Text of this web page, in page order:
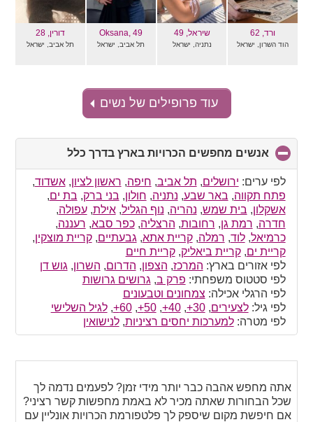
ורד, 62
הוד השרון, ישראל
שיראל, 49
נתניה, ישראל
Oksana, 49
תל אביב, ישראל
דורין, 28
תל אביב, ישראל
עוד פרופילים של נשים
אנשים מחפשים הכרויות בארץ בדרך כלל
to
collapse
contents
לפי ערים: ירושלים, תל אביב, חיפה, ראשון לציון,אשדוד,
פתח תקווה, באר שבע, נתניה, חולון, בני ברק, בת ים,
אשקלון, בית שמש, נהריה, נוף הגליל,אילת,עפולה,
חדרה, רמת גן, רחובות, הרצליה,כפר סבא, רעננה,
כרמיאל,לוד, רמלה,קריית אתא, גבעתיים,קריית מוצקין,
קריית ים,קריית ביאליק,קריית חיים
לפי אזורים בארץ: המרכז, הצפון, הדרום, השרון, גוש דן
לפי סטטוס משפחתי: פרק ב, גרושים גרושות
לפי הרגלי אכילה: צמחונים וטבעונים
לפי גיל: לצעירים,
30+
,
40+
,
50+
,
60+
,לגיל השלישי
לפי מטרה: למערכות יחסים רציניות,לנישואין
אתה מחפש אהבה כבר יותר מידי זמן? לפעמים נדמה לך
שכל הבחורות שאתה מכיר לא באמת מחפשות קשר רציני?
אם חיפשת מקום שיספק לך פלטפורמת הכרויות אונליין עם